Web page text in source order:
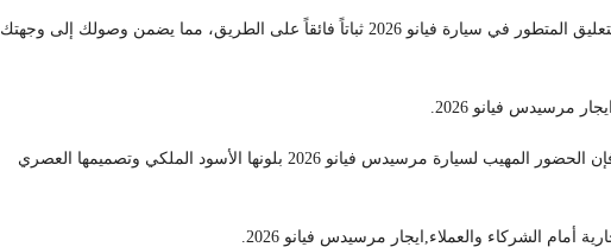
، يوفر نظام التعليق المتطور في سيارة فيانو 2026 ثباتاً فائقاً على الطريق، مما يضمن وصولك إلى وجهتك
مرسيدس فيانو 2026.
بالانطباع الأول، فإن الحضور المهيب لسيارة مرسيدس فيانو 2026 بلونها الأسود الملكي وتصميمها العصري
أمام الشركاء والعملاء,ايجار مرسيدس فيانو 2026.